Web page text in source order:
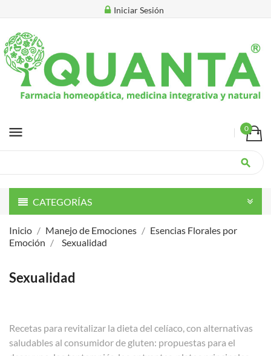
Iniciar Sesión
menu 0
search
CATEGORÍAS
Inicio Manejo de Emociones
Esencias Florales por
Emoción
Sexualidad
Sexualidad
Recetas para revitalizar la dieta del celíaco, con alternativas
saludables al consumidor de gluten: propuestas para el